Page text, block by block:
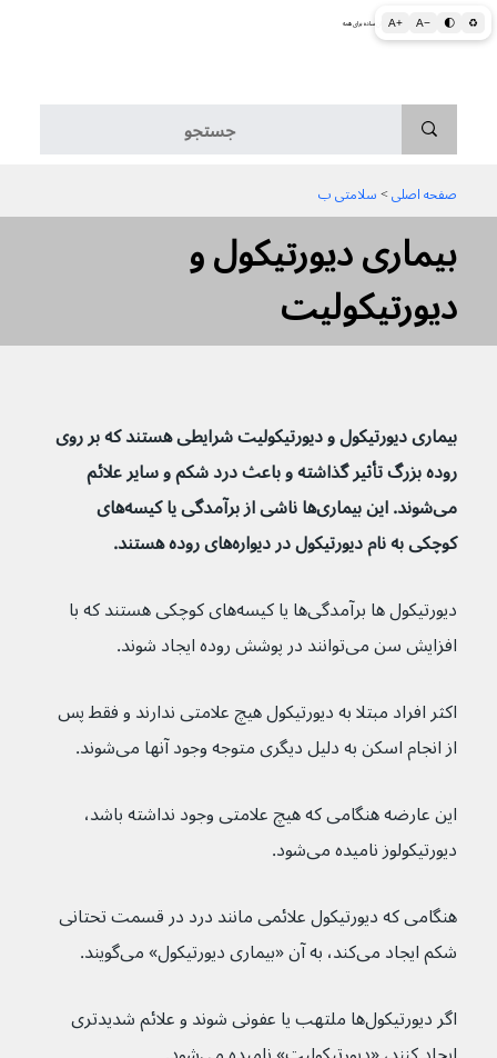
A+ A− 🌓 ♻ اطلاعات پزشکی و بهداشتی به زبان ساده برای همه
بیماری دیورتیکول و
دیورتیکولیت
صفحه اصلی > سلامتی ب
بیماری دیورتیکول و دیورتیکولیت شرایطی هستند که بر روی
روده بزرگ تأثیر گذاشته و باعث درد شکم و سایر علائم
می‌شوند. این بیماری‌ها ناشی از برآمدگی یا کیسه‌های
کوچکی به نام دیورتیکول در دیواره‌های روده هستند.
دیورتیکول ها برآمدگی‌ها یا کیسه‌های کوچکی هستند که با
افزایش سن می‌توانند در پوشش روده ایجاد شوند.
اکثر افراد مبتلا به دیورتیکول هیچ علامتی ندارند و فقط پس
از انجام اسکن به دلیل دیگری متوجه وجود آنها می‌شوند.
این عارضه هنگامی که هیچ علامتی وجود نداشته باشد،
دیورتیکولوز نامیده می‌شود.
هنگامی که دیورتیکول علائمی مانند درد در قسمت تحتانی
شکم ایجاد می‌کند، به آن «بیماری دیورتیکول» می‌گویند.
اگر دیورتیکول‌ها ملتهب یا عفونی شوند و علائم شدیدتری